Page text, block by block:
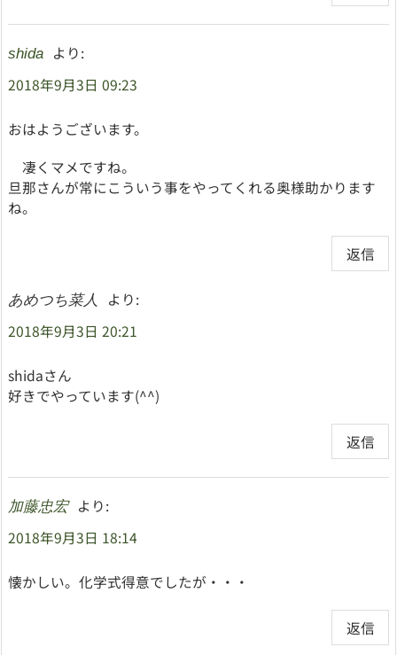
shida
より:
2018年9月3日 09:23
おはようございます。
凄くマメですね。
旦那さんが常にこういう事をやってくれる奥様助かります
ね。
返信
あめつち菜人
より:
2018年9月3日 20:21
shidaさん
好きでやっています(^^)
返信
加藤忠宏
より:
2018年9月3日 18:14
懐かしい。化学式得意でしたが・・・
返信